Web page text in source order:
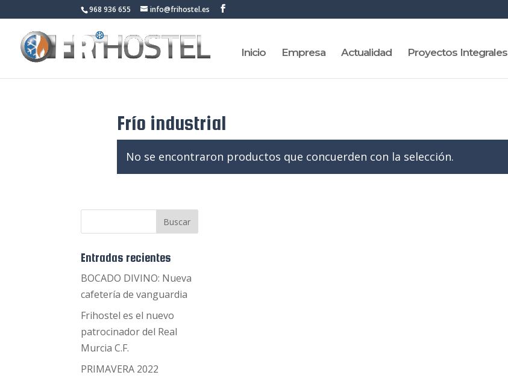
968 936 655 info@frihostel.es
Inicio Empresa Actualidad Proyectos Integrales
Frío industrial
No se encontraron productos que concuerden con la selección.
Entradas recientes
BOCADO DIVINO: Nueva
cafetería de vanguardia
Frihostel es el nuevo
patrocinador del Real
Murcia C.F.
PRIMAVERA 2022